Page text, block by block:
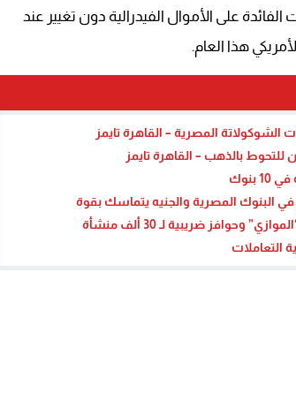
على الأموال الفيدرالية دون تغيير عند
بالذهب – القاهرة تايمز
البنوك المصرية والجنيه يتماسك بقوة
التعاملات